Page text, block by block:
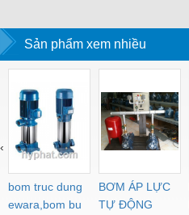
Sản phẩm xem nhiều
bom truc dung
ewara,bom bu
BƠM ÁP LỰC
TỰ ĐỘNG
‹